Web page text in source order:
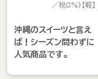
／税8%)【軽】
沖縄のスイーツと言え
ば！シーズン問わずに
人気商品です。